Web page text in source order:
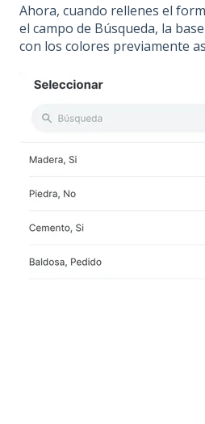
Ahora, cuando rellenes el
el campo de Búsqueda, la
con los colores previamente